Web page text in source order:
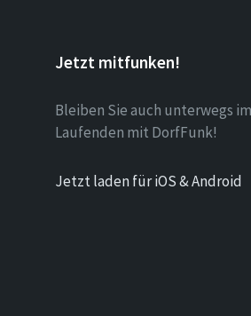
Jetzt mitfunken!
Bleiben Sie auch unterwegs
Laufenden mit DorfFunk!
Jetzt laden für iOS & Android